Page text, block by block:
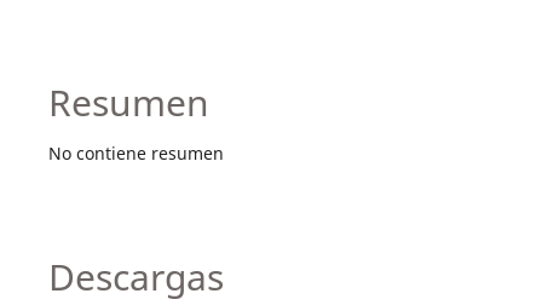
Resumen
No contiene resumen
Descargas